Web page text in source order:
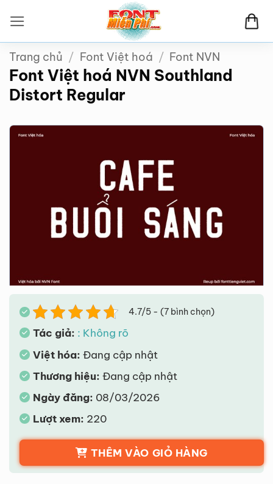
qua
nội
dung
Trang chủ / Font Việt hoá / Font NVN
Font Việt hoá NVN Southland
Distort Regular
4.7/5 - (7 bình chọn)
Tác giả: : Không rõ
Việt hóa: Đang cập nhật
Thương hiệu: Đang cập nhật
Ngày đăng: 08/03/2026
Lượt xem: 220
THÊM VÀO GIỎ HÀNG